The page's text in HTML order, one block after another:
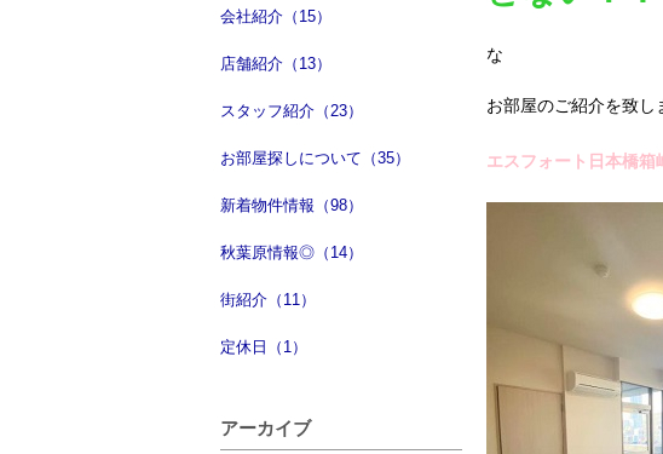
会社紹介（15）
店舗紹介（13）
スタッフ紹介（23）
お部屋探しについて（35）
新着物件情報（98）
秋葉原情報◎（14）
街紹介（11）
定休日（1）
アーカイブ
な
お部屋のご紹介を致
エスフォート日本橋箱